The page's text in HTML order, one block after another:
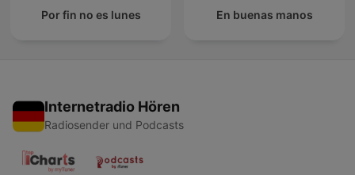
Por fin no es lunes En buenas manos
Internetradio Hören
Radiosender und Podcasts